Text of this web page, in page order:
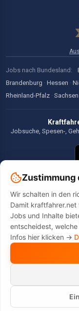
Jobs nach Bundesland:
Brandenburg · Hessen ·
Rheinland-Pfalz · Sachsen
Jobsuche, Spesen-,
©2026 Kraftfahrer.net.
Diese Website wird
Zustimmung
Wir schalten in den
Damit
Jobs und Inhalte
entscheidest,
Infos hier klicken ->